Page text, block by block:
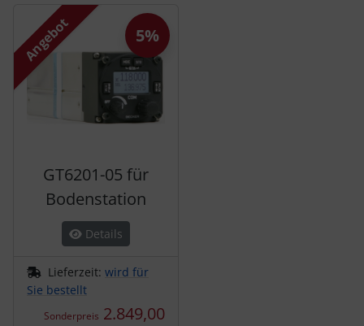
Es folgt ein Produktslider - navigieren Sie mit der Tab-
Angebot
GT6201-05 für
Bodenstation
Details
Lieferzeit: wird für
Sie bestellt
Sonderpreis 2.849,00
5%